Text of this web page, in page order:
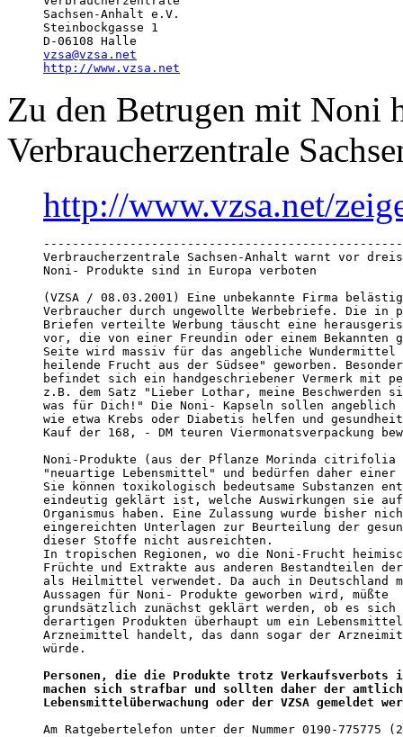
Sachsen-Anhalt e.V.
Steinbockgasse 1
vzsa@vzsa.net
http://www.vzsa.net
Zu den Betrugen mit Noni
Verbraucherzentrale
http://www.vzsa.net/
Verbraucherzentrale Sachsen-Anhalt warnt vor
Noni- Produkte sind in Europa verboten
(VZSA / 08.03.2001) Eine unbekannte Firma
Verbraucher durch ungewollte Werbebriefe. Die
Briefen verteilte Werbung täuscht eine
vor, die von einer Freundin oder einem
Seite wird massiv für das angebliche
heilende Frucht aus der Südsee" geworben.
befindet sich ein handgeschriebener Vermerk mit
z.B. dem Satz "Lieber Lothar, meine
was für Dich!" Die Noni- Kapseln sollen
wie etwa Krebs oder Diabetis helfen und
Kauf der 168, - DM teuren Viermonatsverpackung
Noni-Produkte (aus der Pflanze Morinda
"neuartige Lebensmittel" und bedürfen daher einer
Sie können toxikologisch bedeutsame Substanzen
eindeutig geklärt ist, welche Auswirkungen sie
Organismus haben. Eine Zulassung wurde
eingereichten Unterlagen zur Beurteilung der
dieser Stoffe nicht ausreichten.
In tropischen Regionen, wo die Noni-Frucht
Früchte und Extrakte aus anderen Bestandteilen
als Heilmittel verwendet. Da auch in Deutschland
Aussagen für Noni- Produkte geworben wird, müßte
grundsätzlich zunächst geklärt werden, ob es
derartigen Produkten überhaupt um ein
Arzneimittel handelt, das dann sogar der
würde.
Personen, die die Produkte trotz
machen sich strafbar und sollten daher der
Lebensmittelüberwachung oder der VZSA gemeldet
Am Ratgebertelefon unter der Nummer 0190-